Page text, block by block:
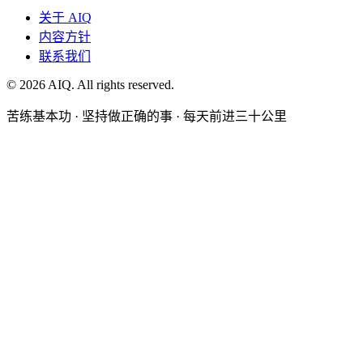
关于 AIQ
内容方针
联系我们
© 2026 AIQ. All rights reserved.
苦练基本功 · 坚持做正确的事 · 每天前进三十公里